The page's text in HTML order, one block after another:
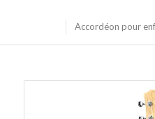
Accordéon pour